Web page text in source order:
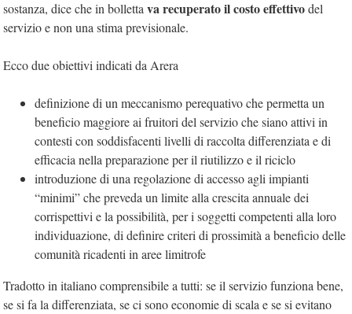
sostanza, dice che in bollettava recuperato il costo effettivodel
servizio e non una stima previsionale.
Ecco due obiettivi indicati da Arera
definizione di un meccanismo perequativo che permetta un
beneficio maggiore ai fruitori del servizio che siano attivi in
contesti con soddisfacenti livelli di raccolta differenziata e di
efficacia nella preparazione per il riutilizzo e il riciclo
introduzione di una regolazione di accesso agli impianti
“minimi” che preveda un limite alla crescita annuale dei
corrispettivi e la possibilità, per i soggetti competenti alla loro
individuazione, di definire criteri di prossimità a beneficio delle
comunità ricadenti in aree limitrofe
Tradotto in italiano comprensibile a tutti: se il servizio funziona bene,
se si fa la differenziata, se ci sono economie di scala e se si evitano